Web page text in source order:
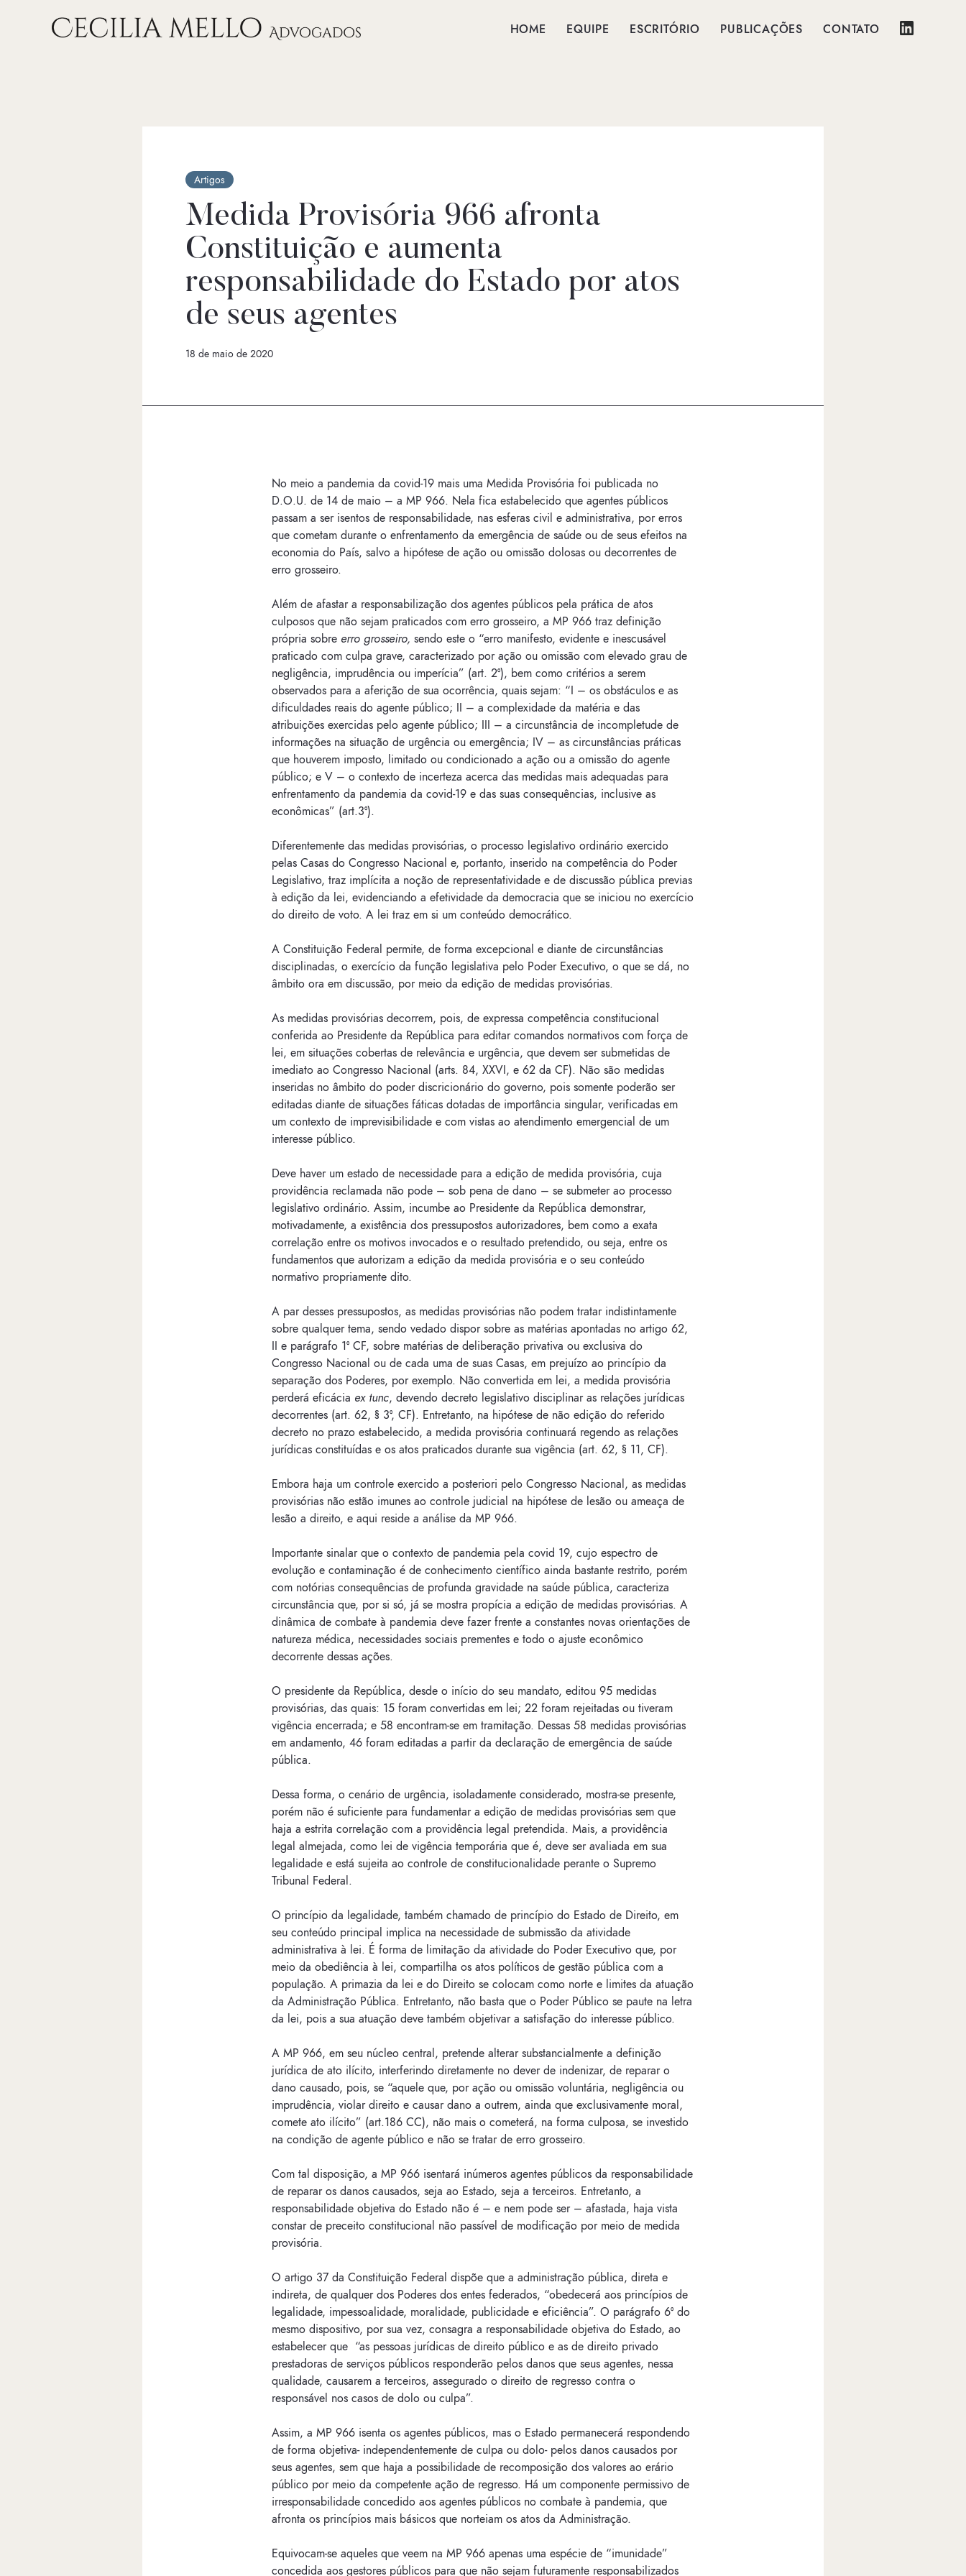
HOME EQUIPE ESCRITÓRIO PUBLICAÇÕES CONTATO
Artigos
Medida Provisória 966 afronta
Constituição e aumenta
responsabilidade do Estado por atos
de seus agentes
18 de maio de 2020
No meio a pandemia da covid-19 mais uma Medida Provisória foi publicada no
D.O.U. de 14 de maio – a MP 966. Nela fica estabelecido que agentes públicos
passam a ser isentos de responsabilidade, nas esferas civil e administrativa, por erros
que cometam durante o enfrentamento da emergência de saúde ou de seus efeitos na
economia do País, salvo a hipótese de ação ou omissão dolosas ou decorrentes de
erro grosseiro.
Além de afastar a responsabilização dos agentes públicos pela prática de atos
culposos que não sejam praticados com erro grosseiro, a MP 966 traz definição
própria sobre erro grosseiro, sendo este o “erro manifesto, evidente e inescusável
praticado com culpa grave, caracterizado por ação ou omissão com elevado grau de
negligência, imprudência ou imperícia” (art. 2º), bem como critérios a serem
observados para a aferição de sua ocorrência, quais sejam: “I – os obstáculos e as
dificuldades reais do agente público; II – a complexidade da matéria e das
atribuições exercidas pelo agente público; III – a circunstância de incompletude de
informações na situação de urgência ou emergência; IV – as circunstâncias práticas
que houverem imposto, limitado ou condicionado a ação ou a omissão do agente
público; e V – o contexto de incerteza acerca das medidas mais adequadas para
enfrentamento da pandemia da covid-19 e das suas consequências, inclusive as
econômicas” (art.3º).
Diferentemente das medidas provisórias, o processo legislativo ordinário exercido
pelas Casas do Congresso Nacional e, portanto, inserido na competência do Poder
Legislativo, traz implícita a noção de representatividade e de discussão pública previas
à edição da lei, evidenciando a efetividade da democracia que se iniciou no exercício
do direito de voto. A lei traz em si um conteúdo democrático.
A Constituição Federal permite, de forma excepcional e diante de circunstâncias
disciplinadas, o exercício da função legislativa pelo Poder Executivo, o que se dá, no
âmbito ora em discussão, por meio da edição de medidas provisórias.
As medidas provisórias decorrem, pois, de expressa competência constitucional
conferida ao Presidente da República para editar comandos normativos com força de
lei, em situações cobertas de relevância e urgência, que devem ser submetidas de
imediato ao Congresso Nacional (arts. 84, XXVI, e 62 da CF). Não são medidas
inseridas no âmbito do poder discricionário do governo, pois somente poderão ser
editadas diante de situações fáticas dotadas de importância singular, verificadas em
um contexto de imprevisibilidade e com vistas ao atendimento emergencial de um
interesse público.
Deve haver um estado de necessidade para a edição de medida provisória, cuja
providência reclamada não pode – sob pena de dano – se submeter ao processo
legislativo ordinário. Assim, incumbe ao Presidente da República demonstrar,
motivadamente, a existência dos pressupostos autorizadores, bem como a exata
correlação entre os motivos invocados e o resultado pretendido, ou seja, entre os
fundamentos que autorizam a edição da medida provisória e o seu conteúdo
normativo propriamente dito.
A par desses pressupostos, as medidas provisórias não podem tratar indistintamente
sobre qualquer tema, sendo vedado dispor sobre as matérias apontadas no artigo 62,
II e parágrafo 1º CF, sobre matérias de deliberação privativa ou exclusiva do
Congresso Nacional ou de cada uma de suas Casas, em prejuízo ao princípio da
separação dos Poderes, por exemplo. Não convertida em lei, a medida provisória
perderá eficácia ex tunc, devendo decreto legislativo disciplinar as relações jurídicas
decorrentes (art. 62, § 3º, CF). Entretanto, na hipótese de não edição do referido
decreto no prazo estabelecido, a medida provisória continuará regendo as relações
jurídicas constituídas e os atos praticados durante sua vigência (art. 62, § 11, CF).
Embora haja um controle exercido a posteriori pelo Congresso Nacional, as medidas
provisórias não estão imunes ao controle judicial na hipótese de lesão ou ameaça de
lesão a direito, e aqui reside a análise da MP 966.
Importante sinalar que o contexto de pandemia pela covid 19, cujo espectro de
evolução e contaminação é de conhecimento científico ainda bastante restrito, porém
com notórias consequências de profunda gravidade na saúde pública, caracteriza
circunstância que, por si só, já se mostra propícia a edição de medidas provisórias. A
dinâmica de combate à pandemia deve fazer frente a constantes novas orientações de
natureza médica, necessidades sociais prementes e todo o ajuste econômico
decorrente dessas ações.
O presidente da República, desde o início do seu mandato, editou 95 medidas
provisórias, das quais: 15 foram convertidas em lei; 22 foram rejeitadas ou tiveram
vigência encerrada; e 58 encontram-se em tramitação. Dessas 58 medidas provisórias
em andamento, 46 foram editadas a partir da declaração de emergência de saúde
pública.
Dessa forma, o cenário de urgência, isoladamente considerado, mostra-se presente,
porém não é suficiente para fundamentar a edição de medidas provisórias sem que
haja a estrita correlação com a providência legal pretendida. Mais, a providência
legal almejada, como lei de vigência temporária que é, deve ser avaliada em sua
legalidade e está sujeita ao controle de constitucionalidade perante o Supremo
Tribunal Federal.
O princípio da legalidade, também chamado de princípio do Estado de Direito, em
seu conteúdo principal implica na necessidade de submissão da atividade
administrativa à lei. É forma de limitação da atividade do Poder Executivo que, por
meio da obediência à lei, compartilha os atos políticos de gestão pública com a
população. A primazia da lei e do Direito se colocam como norte e limites da atuação
da Administração Pública. Entretanto, não basta que o Poder Público se paute na letra
da lei, pois a sua atuação deve também objetivar a satisfação do interesse público.
A MP 966, em seu núcleo central, pretende alterar substancialmente a definição
jurídica de ato ilícito, interferindo diretamente no dever de indenizar, de reparar o
dano causado, pois, se “aquele que, por ação ou omissão voluntária, negligência ou
imprudência, violar direito e causar dano a outrem, ainda que exclusivamente moral,
comete ato ilícito” (art.186 CC), não mais o cometerá, na forma culposa, se investido
na condição de agente público e não se tratar de erro grosseiro.
Com tal disposição, a MP 966 isentará inúmeros agentes públicos da responsabilidade
de reparar os danos causados, seja ao Estado, seja a terceiros. Entretanto, a
responsabilidade objetiva do Estado não é – e nem pode ser – afastada, haja vista
constar de preceito constitucional não passível de modificação por meio de medida
provisória.
O artigo 37 da Constituição Federal dispõe que a administração pública, direta e
indireta, de qualquer dos Poderes dos entes federados, “obedecerá aos princípios de
legalidade, impessoalidade, moralidade, publicidade e eficiência”. O parágrafo 6º do
mesmo dispositivo, por sua vez, consagra a responsabilidade objetiva do Estado, ao
estabelecer que “as pessoas jurídicas de direito público e as de direito privado
prestadoras de serviços públicos responderão pelos danos que seus agentes, nessa
qualidade, causarem a terceiros, assegurado o direito de regresso contra o
responsável nos casos de dolo ou culpa”.
Assim, a MP 966 isenta os agentes públicos, mas o Estado permanecerá respondendo
de forma objetiva- independentemente de culpa ou dolo- pelos danos causados por
seus agentes, sem que haja a possibilidade de recomposição dos valores ao erário
público por meio da competente ação de regresso. Há um componente permissivo de
irresponsabilidade concedido aos agentes públicos no combate à pandemia, que
afronta os princípios mais básicos que norteiam os atos da Administração.
Equivocam-se aqueles que veem na MP 966 apenas uma espécie de “imunidade”
concedida aos gestores públicos para que não sejam futuramente responsabilizados